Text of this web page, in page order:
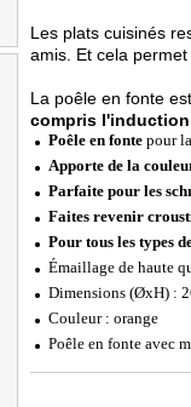
Les plats cuisinés
amis. Et cela
La poêle en fonte est
compris
Poêle en fonte pour
Apporte de la
Parfaite pour les
Faites revenir
Pour tous les types
Émaillage de haute
Dimensions (ØxH) :
Couleur : orange
Poêle en fonte avec